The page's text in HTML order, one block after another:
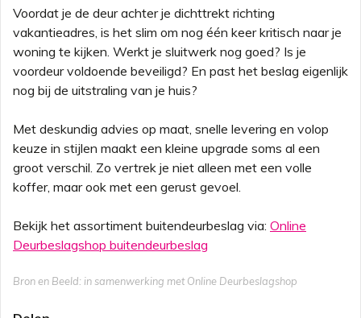
Voordat je de deur achter je dichttrekt richting
vakantieadres, is het slim om nog één keer kritisch naar je
woning te kijken. Werkt je sluitwerk nog goed? Is je
voordeur voldoende beveiligd? En past het beslag eigenlijk
nog bij de uitstraling van je huis?
Met deskundig advies op maat, snelle levering en volop
keuze in stijlen maakt een kleine upgrade soms al een
groot verschil. Zo vertrek je niet alleen met een volle
koffer, maar ook met een gerust gevoel.
Bekijk het assortiment buitendeurbeslag via: Online
Deurbeslagshop buitendeurbeslag
Bron en Beeld: in samenwerking met Online Deurbeslagshop